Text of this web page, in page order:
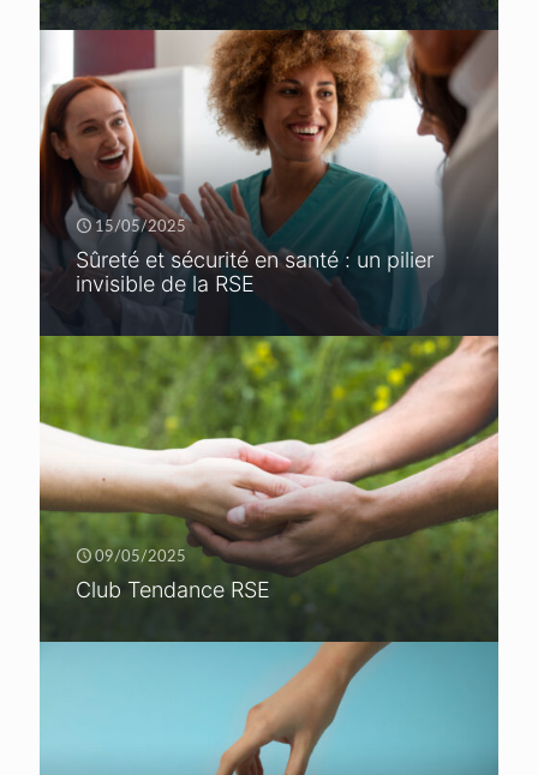
15/05/2025
Sûreté et sécurité en santé : un pilier
invisible de la RSE
09/05/2025
Club Tendance RSE